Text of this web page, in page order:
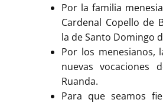
Por la familia
Cardenal Copello de
la de Santo Domingo
Por los menesianos,
nuevas vocaciones
Ruanda.
Para que seamos